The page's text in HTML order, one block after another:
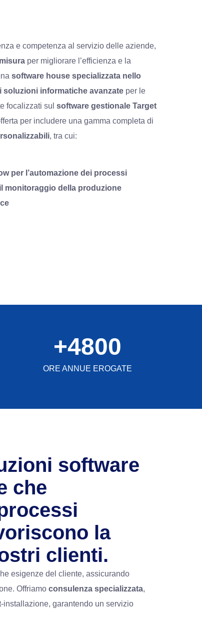
e competenza al servizio delle aziende,
per migliorare l’efficienza e la
software house specializzata nello
soluzioni informatiche avanzate per le
focalizzati sul software gestionale Target
per includere una gamma completa di
, tra cui:
per l’automazione dei processi
monitoraggio della produzione
ORE ANNUE EROGATE
+4800
software
che
la
clienti.
esigenze del cliente, assicurando
Offriamo consulenza specializzata,
garantendo un servizio